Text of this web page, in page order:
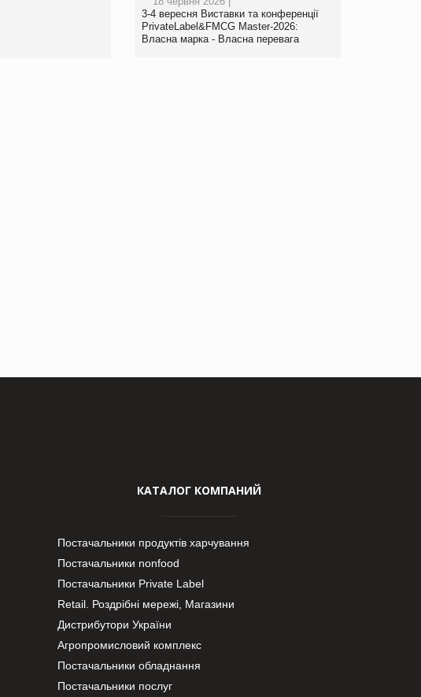
торгівлі www.trademaster.ua.
правила. Особливості.
Рекомендації
3-4 вересня Виставки та конференції
PrivateLabel&FMCG Master-2026:
Власна марка - Власна перевага
КАТАЛОГ КОМПАНИЙ
Постачальники продуктів харчування
Постачальники nonfood
Постачальники Private Label
Retail. Роздрібні мережі, Магазини
Дистрибутори України
Агропромисловий комплекс
Постачальники обладнання
Постачальники послуг